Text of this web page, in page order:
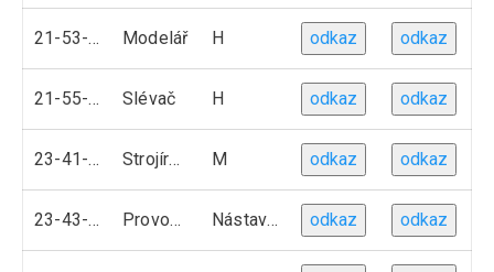
21-53-H01 Modelář H odkaz odkaz
21-55-H01 Slévač H odkaz odkaz
23-41-M01 Strojírenství M odkaz odkaz
23-43-L51 Provozní technika Nástavbové studium odkaz odkaz